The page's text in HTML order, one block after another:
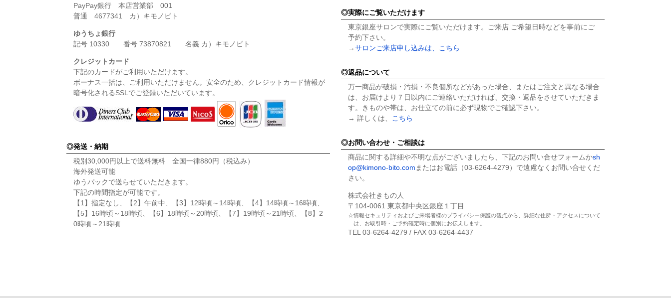
PayPay銀行 本店営業部 001
普通 4677341 カ）キモノビト
ゆうちょ銀行
記号 10330 番号 73870821 名義 カ）キモノビト
クレジットカード
下記のカードがご利用いただけます。
ボーナス一括は、ご利用いただけません。安全のため、クレジットカード情報が
暗号化されるSSLでご登録いただいています。
発送・納期
税別30,000円以上で送料無料 全国一律880円（税込み）
海外発送可能
ゆうパックで送らせていただきます。
下記の時間指定が可能です。
【1】指定なし、【2】午前中、【3】12時頃～14時頃、【4】14時頃～16時頃、
【5】16時頃～18時頃、【6】18時頃～20時頃、【7】19時頃～21時頃、【8】2
0時頃～21時頃
実際にご覧いただけます
東京銀座サロンで実際にご覧いただけます。ご来店 ご希望日時などを事前にご
予約下さい。
→サロンご来店申し込みは、こちら
返品について
万一商品が破損・汚損・不良個所などがあった場合、またはご注文と異なる場合
は、お届けより７日以内にご連絡いただければ、交換・返品をさせていただきま
す。きものや帯は、お仕立ての前に必ず現物でご確認下さい。
→ 詳しくは、 こちら
お問い合わせ・ご相談は
商品に関する詳細や不明な点がございましたら、下記のお問い合せフォームかsh
op@kimono-bito.comまたはお電話（03-6264-4279）で遠慮なくお問い合せくだ
さい。
株式会社きもの人
〒104-0061 東京都中央区銀座１丁目
情報セキュリティおよびご来場者様のプライバシー保護の観点から、詳細な住所・アクセスについて
は、お取引時・ご予約確定時に個別にお伝えします。
TEL 03-6264-4279 / FAX 03-6264-4437